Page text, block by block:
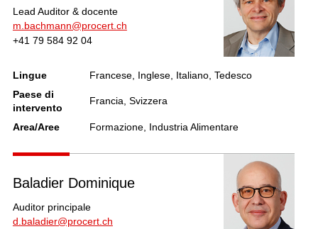
Lead Auditor & docente
m.bachmann@procert.ch
+41 79 584 92 04
Lingue
Francese, Inglese, Italiano, Tedesco
Paese di
intervento
Francia, Svizzera
Area/Aree Formazione, Industria Alimentare
Baladier Dominique
Auditor principale
d.baladier@procert.ch